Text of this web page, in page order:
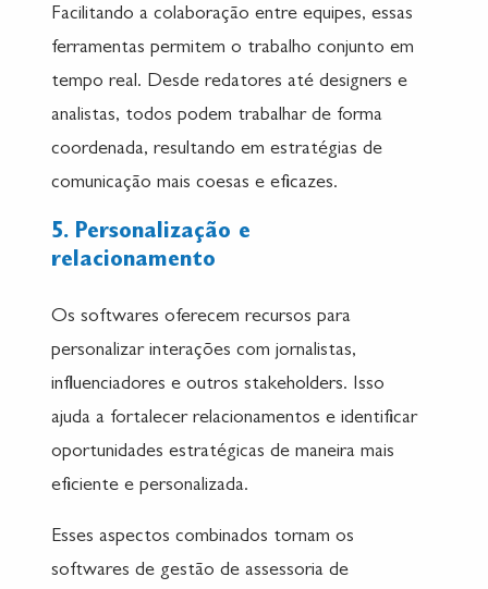
Facilitando a colaboração entre equipes, essas
ferramentas permitem o trabalho conjunto em
tempo real. Desde redatores até designers e
analistas, todos podem trabalhar de forma
coordenada, resultando em estratégias de
comunicação mais coesas e eficazes.
5. Personalização e
relacionamento
Os softwares oferecem recursos para
personalizar interações com jornalistas,
influenciadores e outros stakeholders. Isso
ajuda a fortalecer relacionamentos e identificar
oportunidades estratégicas de maneira mais
eficiente e personalizada.
Esses aspectos combinados tornam os
softwares de gestão de assessoria de